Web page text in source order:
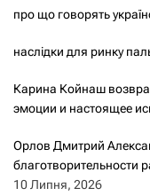
про що говорять
наслідки для ринку
Карина Койнаш
эмоции и настоящее
Орлов Дмитрий
благотворительности
10 Липня, 2026